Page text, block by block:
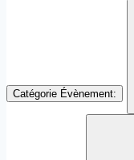
Catégorie Évènement: